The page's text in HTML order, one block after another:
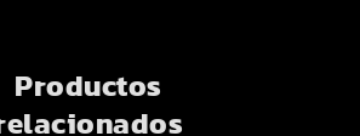
Productos